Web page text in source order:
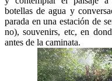
botellas de agua y
parada en una estación de
no), souvenirs, etc, en
antes de la caminata.